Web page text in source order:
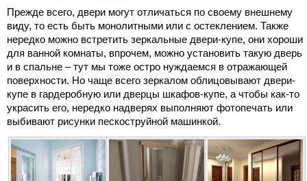
Прежде всего, двери могут отличаться по своему внешнему
виду, то есть быть монолитными или с остеклением. Также
нередко можно встретить зеркальные двери-купе, они хороши
для ванной комнаты, впрочем, можно установить такую дверь
и в спальне – тут мы тоже остро нуждаемся в отражающей
поверхности. Но чаще всего зеркалом облицовывают двери-
купе в гардеробную или дверцы шкафов-купе, а чтобы как-то
украсить его, нередко надверях выполняют фотопечать или
выбивают рисунки пескоструйной машинкой.